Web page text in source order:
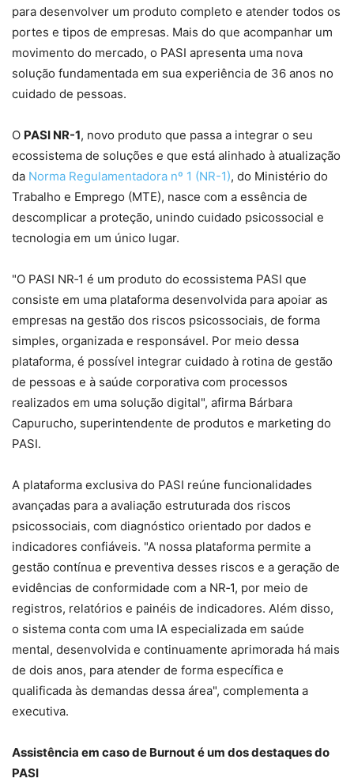
para desenvolver um produto completo e atender todos os
portes e tipos de empresas. Mais do que acompanhar um
movimento do mercado, o PASI apresenta uma nova
solução fundamentada em sua experiência de 36 anos no
cuidado de pessoas.
O PASI NR-1, novo produto que passa a integrar o seu
ecossistema de soluções e que está alinhado à atualização
da Norma Regulamentadora nº 1 (NR-1), do Ministério do
Trabalho e Emprego (MTE), nasce com a essência de
descomplicar a proteção, unindo cuidado psicossocial e
tecnologia em um único lugar.
"O PASI NR‑1 é um produto do ecossistema PASI que
consiste em uma plataforma desenvolvida para apoiar as
empresas na gestão dos riscos psicossociais, de forma
simples, organizada e responsável. Por meio dessa
plataforma, é possível integrar cuidado à rotina de gestão
de pessoas e à saúde corporativa com processos
realizados em uma solução digital", afirma Bárbara
Capurucho, superintendente de produtos e marketing do
PASI.
A plataforma exclusiva do PASI reúne funcionalidades
avançadas para a avaliação estruturada dos riscos
psicossociais, com diagnóstico orientado por dados e
indicadores confiáveis. "A nossa plataforma permite a
gestão contínua e preventiva desses riscos e a geração de
evidências de conformidade com a NR‑1, por meio de
registros, relatórios e painéis de indicadores. Além disso,
o sistema conta com uma IA especializada em saúde
mental, desenvolvida e continuamente aprimorada há mais
de dois anos, para atender de forma específica e
qualificada às demandas dessa área", complementa a
executiva.
Assistência em caso de Burnout é um dos destaques do
PASI